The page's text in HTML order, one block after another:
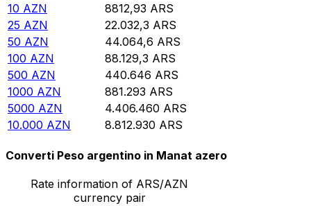
10 AZN 8812,93 ARS
25 AZN 22.032,3 ARS
50 AZN 44.064,6 ARS
100 AZN 88.129,3 ARS
500 AZN 440.646 ARS
1000 AZN 881.293 ARS
5000 AZN 4.406.460 ARS
10.000 AZN 8.812.930 ARS
Converti Peso argentino in Manat azero
Rate information of ARS/AZN
currency pair